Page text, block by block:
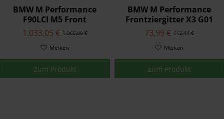
BMW M Performance
F90LCI M5 Front
Aufsatzteil Carbon
1.065,00 €
1.033,05 €
Merken
Zum Produkt
BMW M Performance
Frontziergitter X3 G01
112,44 €
73,99 €
Merken
Zum Produkt